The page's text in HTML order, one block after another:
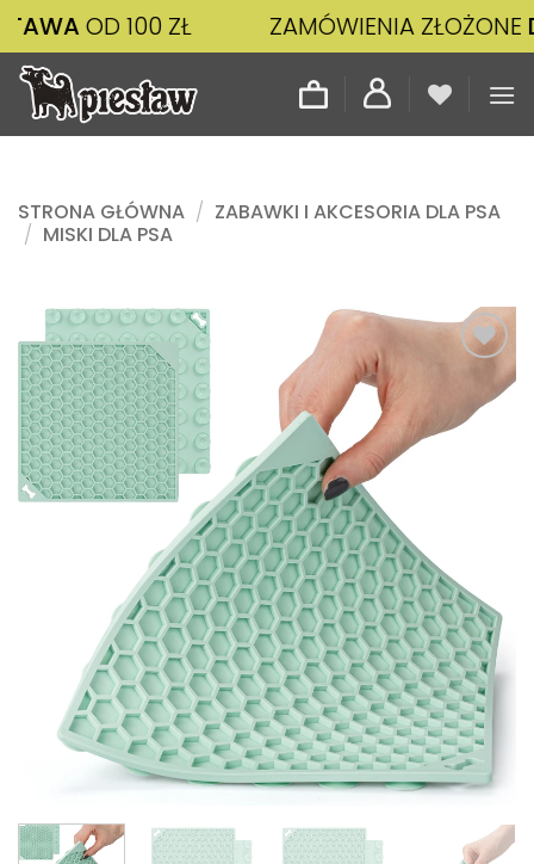
Przewiń
do
zawartości
100 ZŁ ZAMÓWIENIA ZŁOŻONEDO 14:00
STRONA GŁÓWNA / ZABAWKI I AKCESORIA DLA PSA
/ MISKI DLA PSA
Dodaj
do
listy